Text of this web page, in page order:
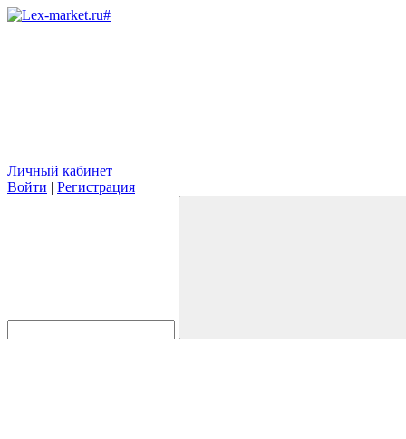
Личный кабинет
Войти | Регистрация